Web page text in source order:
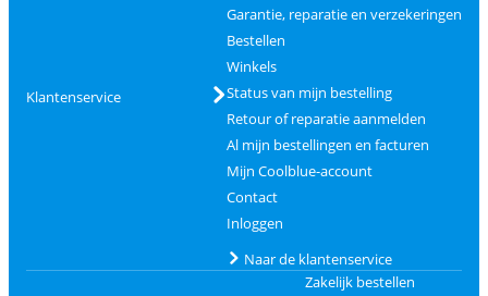
Klantenservice
Garantie, reparatie en verzekeringen
Bestellen
Winkels
Status van mijn bestelling
Retour of reparatie aanmelden
Al mijn bestellingen en facturen
Mijn Coolblue-account
Contact
Inloggen
Naar de klantenservice
Zakelijk bestellen